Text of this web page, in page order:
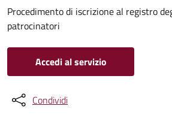
Procedimento di iscrizione al registro
patrocinatori
Accedi al servizio
Condividi